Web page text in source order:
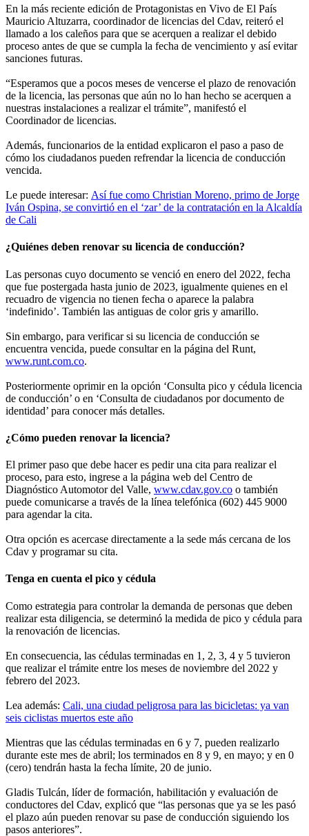
En la más reciente edición de Protagonistas en Vivo de El País
Mauricio Altuzarra, coordinador de licencias del Cdav, reiteró el
llamado a los caleños para que se acerquen a realizar el debido
proceso antes de que se cumpla la fecha de vencimiento y así evitar
sanciones futuras.
“Esperamos que a pocos meses de vencerse el plazo de renovación
de la licencia, las personas que aún no lo han hecho se acerquen a
nuestras instalaciones a realizar el trámite”, manifestó el
Coordinador de licencias.
Además, funcionarios de la entidad explicaron el paso a paso de
cómo los ciudadanos pueden refrendar la licencia de conducción
vencida.
Le puede interesar: Así fue como Christian Moreno, primo de Jorge
Iván Ospina, se convirtió en el ‘zar’ de la contratación en la Alcaldía
de Cali
¿Quiénes deben renovar su licencia de conducción?
Las personas cuyo documento se venció en enero del 2022, fecha
que fue postergada hasta junio de 2023, igualmente quienes en el
recuadro de vigencia no tienen fecha o aparece la palabra
‘indefinido’. También las antiguas de color gris y amarillo.
Sin embargo, para verificar si su licencia de conducción se
encuentra vencida, puede consultar en la página del Runt,
www.runt.com.co.
Posteriormente oprimir en la opción ‘Consulta pico y cédula licencia
de conducción’ o en ‘Consulta de ciudadanos por documento de
identidad’ para conocer más detalles.
¿Cómo pueden renovar la licencia?
El primer paso que debe hacer es pedir una cita para realizar el
proceso, para esto, ingrese a la página web del Centro de
Diagnóstico Automotor del Valle, www.cdav.gov.co o también
puede comunicarse a través de la línea telefónica (602) 445 9000
para agendar la cita.
Otra opción es acercase directamente a la sede más cercana de los
Cdav y programar su cita.
Tenga en cuenta el pico y cédula
Como estrategia para controlar la demanda de personas que deben
realizar esta diligencia, se determinó la medida de pico y cédula para
la renovación de licencias.
En consecuencia, las cédulas terminadas en 1, 2, 3, 4 y 5 tuvieron
que realizar el trámite entre los meses de noviembre del 2022 y
febrero del 2023.
Lea además: Cali, una ciudad peligrosa para las bicicletas: ya van
seis ciclistas muertos este año
Mientras que las cédulas terminadas en 6 y 7, pueden realizarlo
durante este mes de abril; los terminados en 8 y 9, en mayo; y en 0
(cero) tendrán hasta la fecha límite, 20 de junio.
Gladis Tulcán, líder de formación, habilitación y evaluación de
conductores del Cdav, explicó que “las personas que ya se les pasó
el plazo aún pueden renovar su pase de conducción siguiendo los
pasos anteriores”.